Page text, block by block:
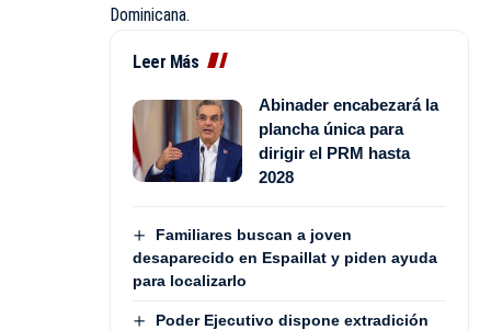
Dominicana.
Leer Más
Abinader encabezará la
plancha única para
dirigir el PRM hasta
2028
Familiares buscan a joven
desaparecido en Espaillat y piden ayuda
para localizarlo
Poder Ejecutivo dispone extradición